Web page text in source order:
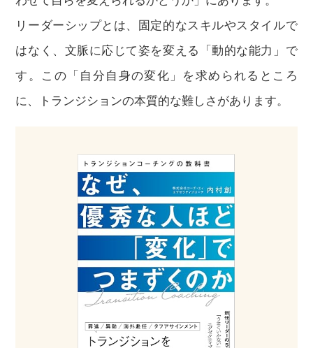
リーダーシップとは、固定的なスキルやスタイルで
はなく、文脈に応じて姿を変える「動的な能力」で
す。この「自分自身の変化」を求められるところ
に、トランジションの本質的な難しさがあります。